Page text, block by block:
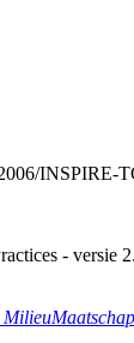
INSPIRE-
- versie